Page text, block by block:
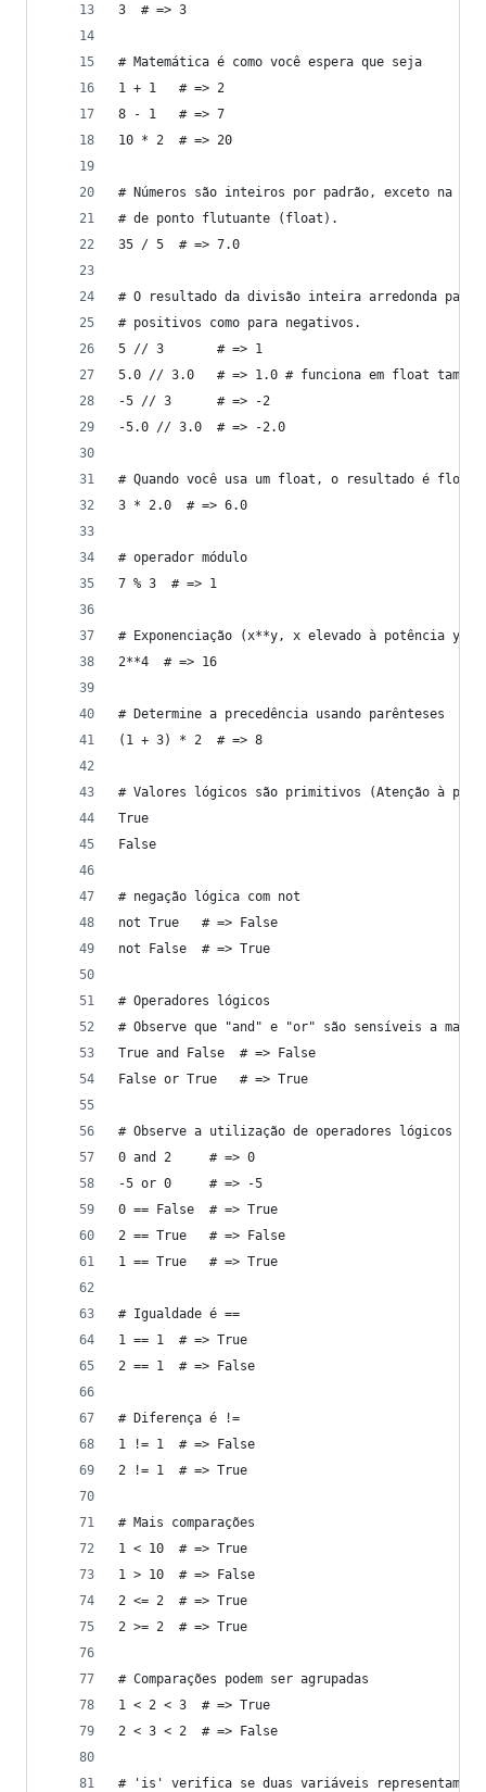
3  # => 3
# Matemática é como você espera que seja
1 + 1   # => 2
8 - 1   # => 7
10 * 2  # => 20
# Números são inteiros por padrão, exceto na
# de ponto flutuante (float).
35 / 5  # => 7.0
# O resultado da divisão inteira arredonda para
# positivos como para negativos.
5 // 3       # => 1
5.0 // 3.0   # => 1.0 # funciona em float também
-5 // 3      # => -2
-5.0 // 3.0  # => -2.0
# Quando você usa um float, o resultado é float.
3 * 2.0  # => 6.0
# operador módulo
7 % 3  # => 1
# Exponenciação (x**y, x elevado à potência y)
2**4  # => 16
# Determine a precedência usando parênteses
(1 + 3) * 2  # => 8
# Valores lógicos são primitivos (Atenção à
True
False
# negação lógica com not
not True   # => False
not False  # => True
# Operadores lógicos
# Observe que "and" e "or" são sensíveis a
True and False  # => False
False or True   # => True
# Observe a utilização de operadores lógicos
0 and 2     # => 0
-5 or 0     # => -5
0 == False  # => True
2 == True   # => False
1 == True   # => True
# Igualdade é ==
1 == 1  # => True
2 == 1  # => False
# Diferença é !=
1 != 1  # => False
2 != 1  # => True
# Mais comparações
1 < 10  # => True
1 > 10  # => False
2 <= 2  # => True
2 >= 2  # => True
# Comparações podem ser agrupadas
1 < 2 < 3  # => True
2 < 3 < 2  # => False
# 'is' verifica se duas variáveis representam o